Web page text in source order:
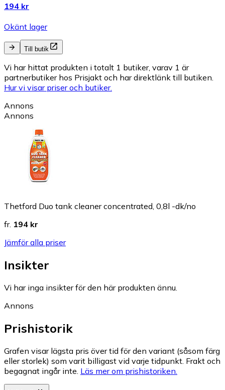
194 kr
Okänt lager
Till butik
Vi har hittat produkten i totalt 1 butiker, varav 1 är
partnerbutiker hos Prisjakt och har direktlänk till butiken.
Hur vi visar priser och butiker.
Annons
Annons
Thetford Duo tank cleaner concentrated, 0,8l -dk/no
fr. 194 kr
Jämför alla priser
Insikter
Vi har inga insikter för den här produkten ännu.
Annons
Prishistorik
Grafen visar lägsta pris över tid för den variant (såsom färg
eller storlek) som varit billigast vid varje tidpunkt. Frakt och
begagnat ingår inte. Läs mer om prishistoriken.